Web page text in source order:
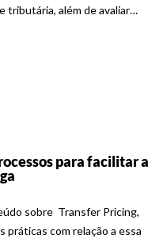
tributária, além de avaliar…
para facilitar a
sobre Transfer Pricing,
práticas com relação a essa